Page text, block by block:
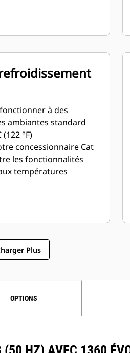
carburant avec un
à des
ambiantes standard
(122 °F)
concessionnaire Cat
les fonctionnalités
températures
Plus
OPTIONS